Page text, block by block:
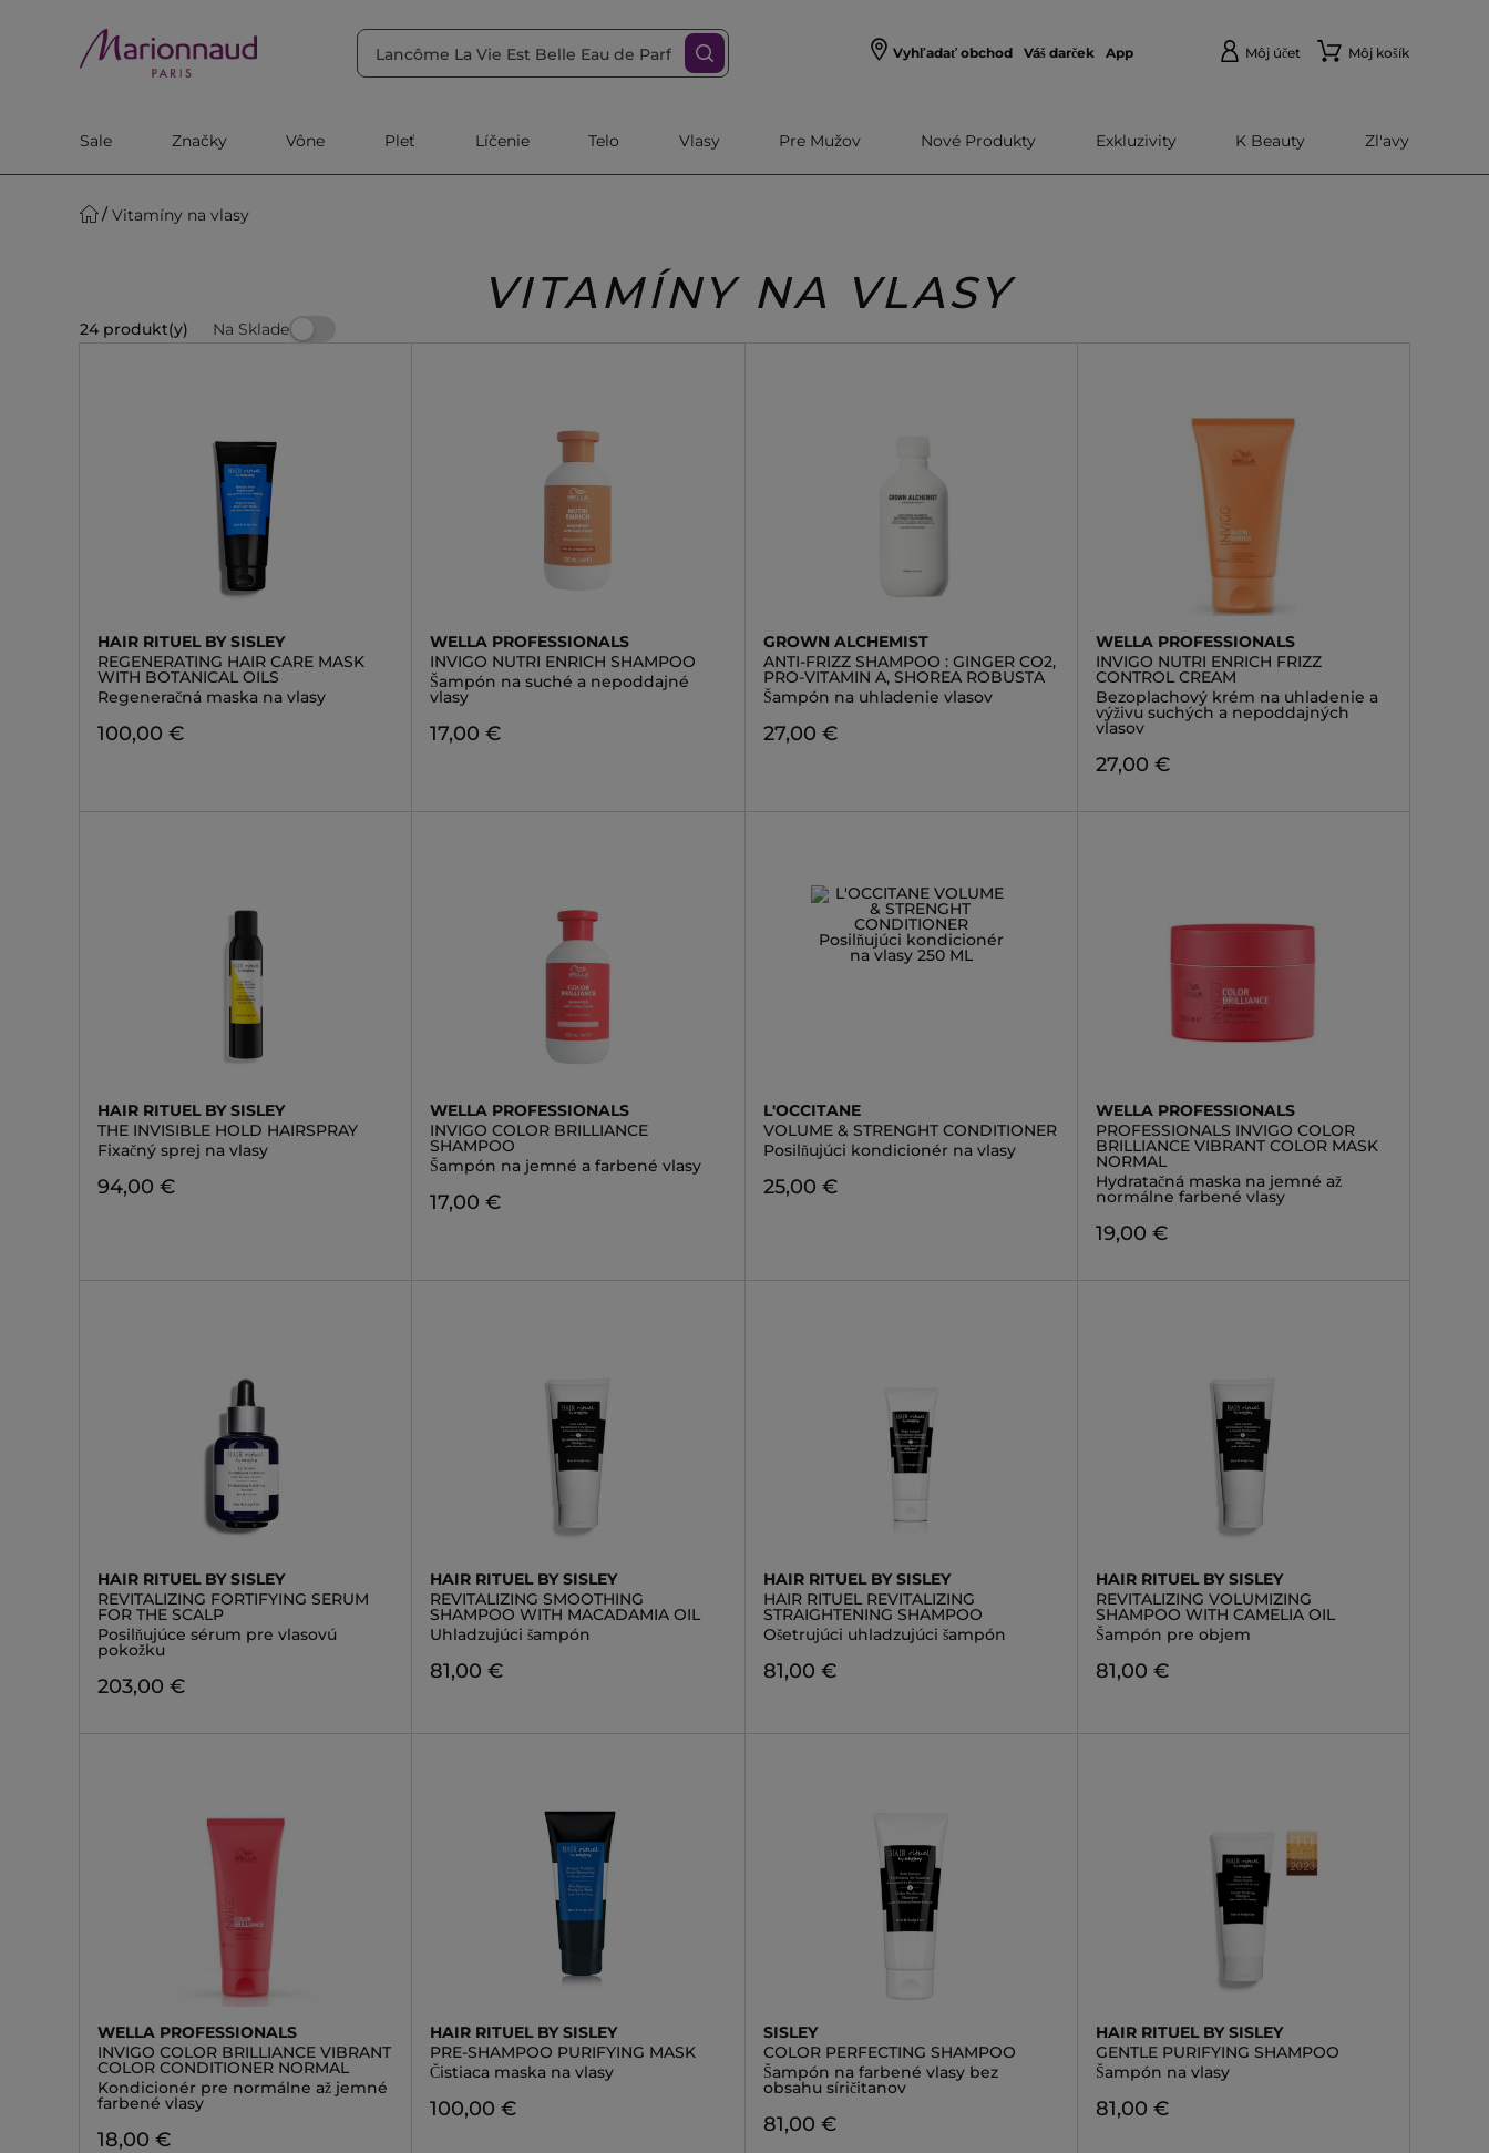
Vyhľadať obchod Váš darček App Môj účet Môj košík
Sale Značky Vône Pleť Líčenie Telo Vlasy Pre Mužov Nové Produkty Exkluzivity K Beauty Zl'avy
Vitamíny na vlasy
VITAMÍNY NA VLASY
24 produkt(y) Na Sklade
HAIR RITUEL BY SISLEY
REGENERATING HAIR CARE MASK
WITH BOTANICAL OILS
Regeneračná maska na vlasy
100,00 €
WELLA PROFESSIONALS
INVIGO NUTRI ENRICH SHAMPOO
Šampón na suché a nepoddajné
vlasy
17,00 €
GROWN ALCHEMIST
ANTI-FRIZZ SHAMPOO : GINGER CO2,
PRO-VITAMIN A, SHOREA ROBUSTA
Šampón na uhladenie vlasov
27,00 €
WELLA PROFESSIONALS
INVIGO NUTRI ENRICH FRIZZ
CONTROL CREAM
Bezoplachový krém na uhladenie a
výživu suchých a nepoddajných
vlasov
27,00 €
HAIR RITUEL BY SISLEY
THE INVISIBLE HOLD HAIRSPRAY
Fixačný sprej na vlasy
94,00 €
WELLA PROFESSIONALS
INVIGO COLOR BRILLIANCE
SHAMPOO
Šampón na jemné a farbené vlasy
17,00 €
L'OCCITANE
VOLUME & STRENGHT CONDITIONER
Posilňujúci kondicionér na vlasy
25,00 €
WELLA PROFESSIONALS
PROFESSIONALS INVIGO COLOR
BRILLIANCE VIBRANT COLOR MASK
NORMAL
Hydratačná maska na jemné až
normálne farbené vlasy
19,00 €
HAIR RITUEL BY SISLEY
REVITALIZING FORTIFYING SERUM
FOR THE SCALP
Posilňujúce sérum pre vlasovú
pokožku
203,00 €
HAIR RITUEL BY SISLEY
REVITALIZING SMOOTHING
SHAMPOO WITH MACADAMIA OIL
Uhladzujúci šampón
81,00 €
HAIR RITUEL BY SISLEY
HAIR RITUEL REVITALIZING
STRAIGHTENING SHAMPOO
Ošetrujúci uhladzujúci šampón
81,00 €
HAIR RITUEL BY SISLEY
REVITALIZING VOLUMIZING
SHAMPOO WITH CAMELIA OIL
Šampón pre objem
81,00 €
WELLA PROFESSIONALS
INVIGO COLOR BRILLIANCE VIBRANT
COLOR CONDITIONER NORMAL
Kondicionér pre normálne až jemné
farbené vlasy
18,00 €
HAIR RITUEL BY SISLEY
PRE-SHAMPOO PURIFYING MASK
Čistiaca maska na vlasy
100,00 €
SISLEY
COLOR PERFECTING SHAMPOO
Šampón na farbené vlasy bez
obsahu síričitanov
81,00 €
HAIR RITUEL BY SISLEY
GENTLE PURIFYING SHAMPOO
Šampón na vlasy
81,00 €